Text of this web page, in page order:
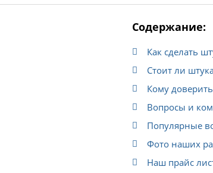
Содержание:
Как сделать
Стоит ли
Кому
Вопросы и
Популярные
Фото наших
Наш прайс